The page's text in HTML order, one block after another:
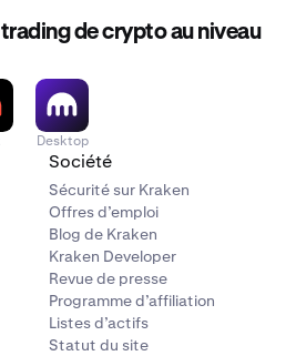
de crypto au niveau
Desktop
Société
Sécurité sur Kraken
Offres d’emploi
Blog de Kraken
Kraken Developer
Revue de presse
Programme d’affiliation
Listes d’actifs
Statut du site